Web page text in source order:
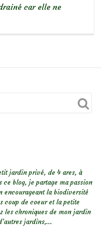
car elle ne
jardin privé, de 4 ares, à
ce blog, je partage ma passion
encourageant la biodiversité
coup de coeur et la petite
les chroniques de mon jardin
jardins,...